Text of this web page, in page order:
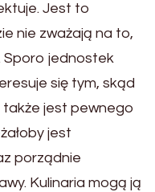
Jest to
nie zważają na to,
Sporo jednostek
się tym, skąd
także jest pewnego
jest
porządnie
Kulinaria mogą ją